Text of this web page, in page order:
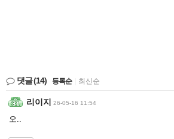
댓글(14) 등록순 최신순
리이지 26-05-16 11:54
오..